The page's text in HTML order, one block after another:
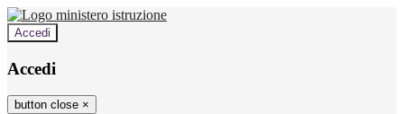
Accedi
Accedi
button close ×